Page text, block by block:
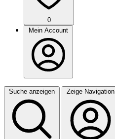
0
Mein Account
Suche anzeigen Zeige Navigation